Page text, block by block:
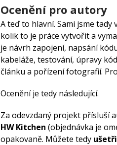
Ocenění pro autory
A teď to hlavní. Sami jsme
kolik to je práce vytvořit a
je návrh zapojení, napsání
kabeláže, testování, úpravy
článku a pořízení fotografií.
Ocenění je tedy následující.
Za odevzdaný projekt přísluší
HW Kitchen (objednávka je
opakovaně. Můžete tedy